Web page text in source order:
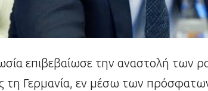
επιβεβαίωσε την αναστολή των
τη Γερμανία, εν μέσω των